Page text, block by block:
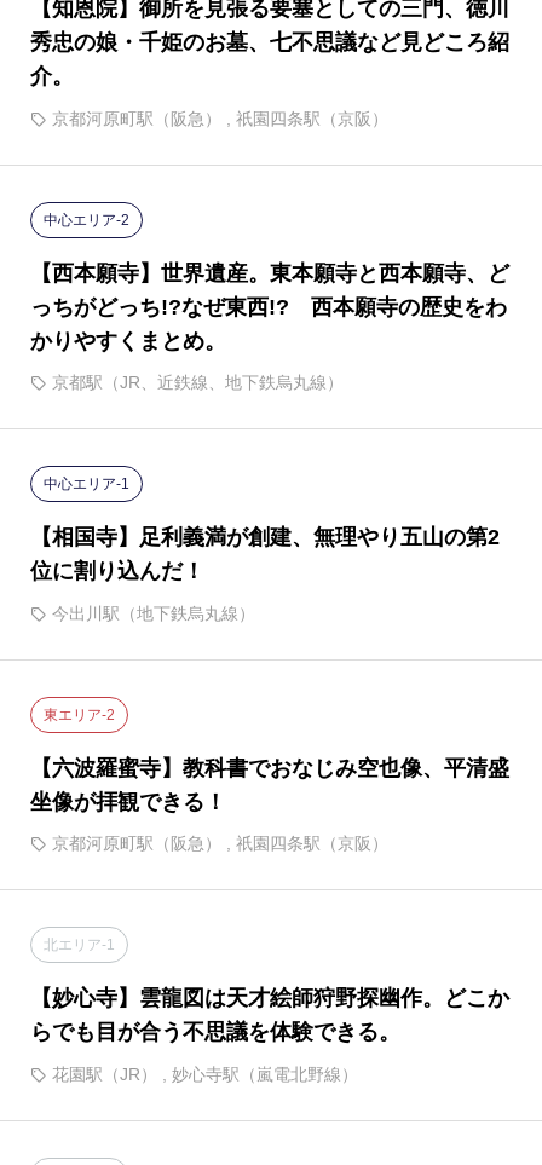
【知恩院】御所を見張る要塞としての三門、徳川
秀忠の娘・千姫のお墓、七不思議など見どころ紹
介。
京都河原町駅（阪急） 祇園四条駅（京阪）
中心エリア-2
【西本願寺】世界遺産。東本願寺と西本願寺、ど
っちがどっち!?なぜ東西!? 西本願寺の歴史をわ
かりやすくまとめ。
京都駅（JR、近鉄線、地下鉄烏丸線）
中心エリア-1
【相国寺】足利義満が創建、無理やり五山の第2
位に割り込んだ！
今出川駅（地下鉄烏丸線）
東エリア-2
【六波羅蜜寺】教科書でおなじみ空也像、平清盛
坐像が拝観できる！
京都河原町駅（阪急） , 祇園四条駅（京阪）
北エリア-1
【妙心寺】雲龍図は天才絵師狩野探幽作。どこか
らでも目が合う不思議を体験できる。
花園駅（JR） 妙心寺駅（嵐電北野線）